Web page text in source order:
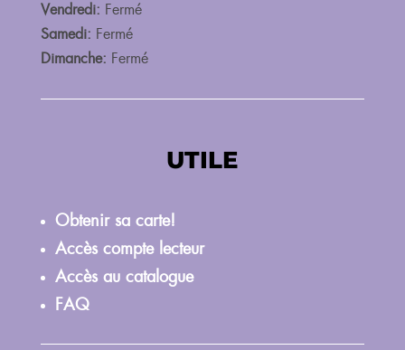
Vendredi: Fermé
Samedi: Fermé
Dimanche: Fermé
UTILE
Obtenir sa carte!
Accès compte lecteur
Accès au catalogue
FAQ